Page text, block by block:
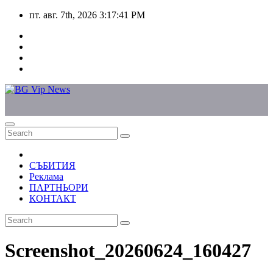
Skip
content
пт. авг. 7th, 2026 3:17:41 PM
СЪБИТИЯ
Реклама
ПАРТНЬОРИ
КОНТАКТ
Screenshot_20260624_160427